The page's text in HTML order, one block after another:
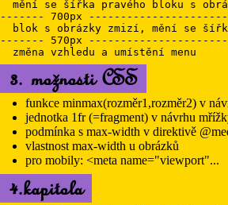
mění se šířka pravého bloku s
------- 700px
blok s obrázky zmizí, mění se
------- 570px
3. možnosti CSS
funkce minmax(rozměr1,rozměr2) v
jednotka 1fr (=fragment) v návrhu
podmínka s max-width v direktivě
vlastnost max-width u obrázků
pro mobily: <meta name="viewport"...
4.kapitola